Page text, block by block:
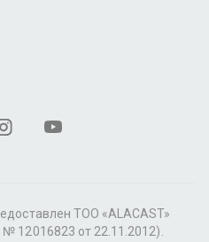
ТОО «ALACAST»
12016823 от 22.11.2012).